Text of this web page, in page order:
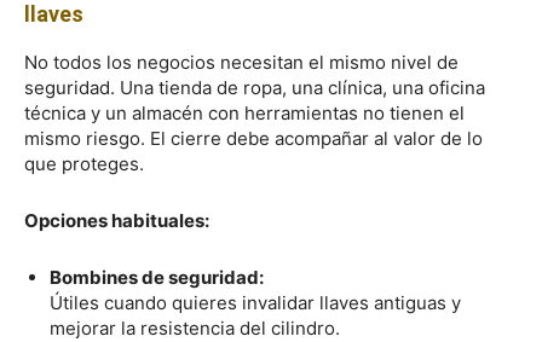
llaves
No todos los negocios necesitan el mismo nivel de
seguridad. Una tienda de ropa, una clínica, una oficina
técnica y un almacén con herramientas no tienen el
mismo riesgo. El cierre debe acompañar al valor de lo
que proteges.
Opciones habituales:
Bombines de seguridad:
Útiles cuando quieres invalidar llaves antiguas y
mejorar la resistencia del cilindro.